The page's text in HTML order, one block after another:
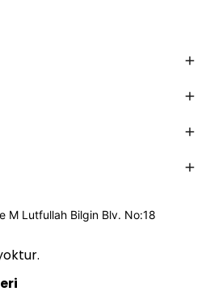
M Lutfullah Bilgin Blv. No:18